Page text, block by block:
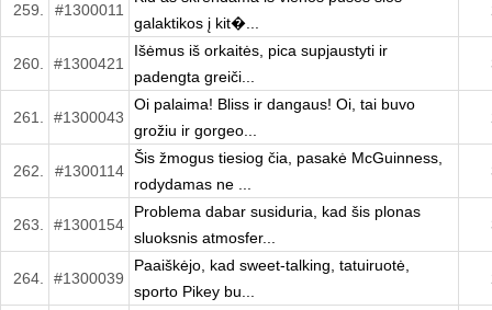
259. #1300011
galaktikos į kit�...
260. #1300421
Išėmus iš orkaitės, pica supjaustyti ir
padengta greiči...
261. #1300043
Oi palaima! Bliss ir dangaus! Oi, tai buvo
grožiu ir gorgeo...
262. #1300114
Šis žmogus tiesiog čia, pasakė McGuinness,
rodydamas ne ...
263. #1300154
Problema dabar susiduria, kad šis plonas
sluoksnis atmosfer...
264. #1300039
Paaiškėjo, kad sweet-talking, tatuiruotė,
sporto Pikey bu...